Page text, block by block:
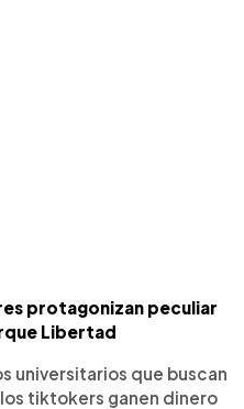
protagonizan peculiar
Libertad
universitarios que buscan
tiktokers ganen dinero